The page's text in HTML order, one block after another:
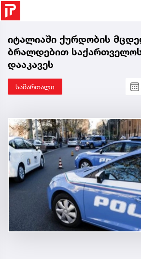
იტალიაში ქურდობის
ბრალდებით
დააკავეს
სამართალი